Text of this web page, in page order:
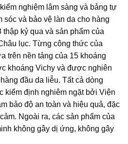
nghiệm lâm sàng và bảng tự
sóc và bảo vệ làn da cho hàng
kỷ qua và sản phẩm của
lục. Từng công thức của
trên nền tảng của 15 khoáng
khoáng Vichy và được nghiên
đầu da liễu. Tất cả dòng
kiểm định nghiêm ngặt bởi Viện
bảo độ an toàn và hiệu quả, đặc
Ngoài ra, các sản phẩm của
không gây dị ứng, không gây